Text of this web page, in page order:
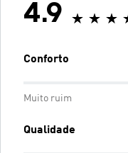
4.9
Conforto
Muito ruim
Qualidade